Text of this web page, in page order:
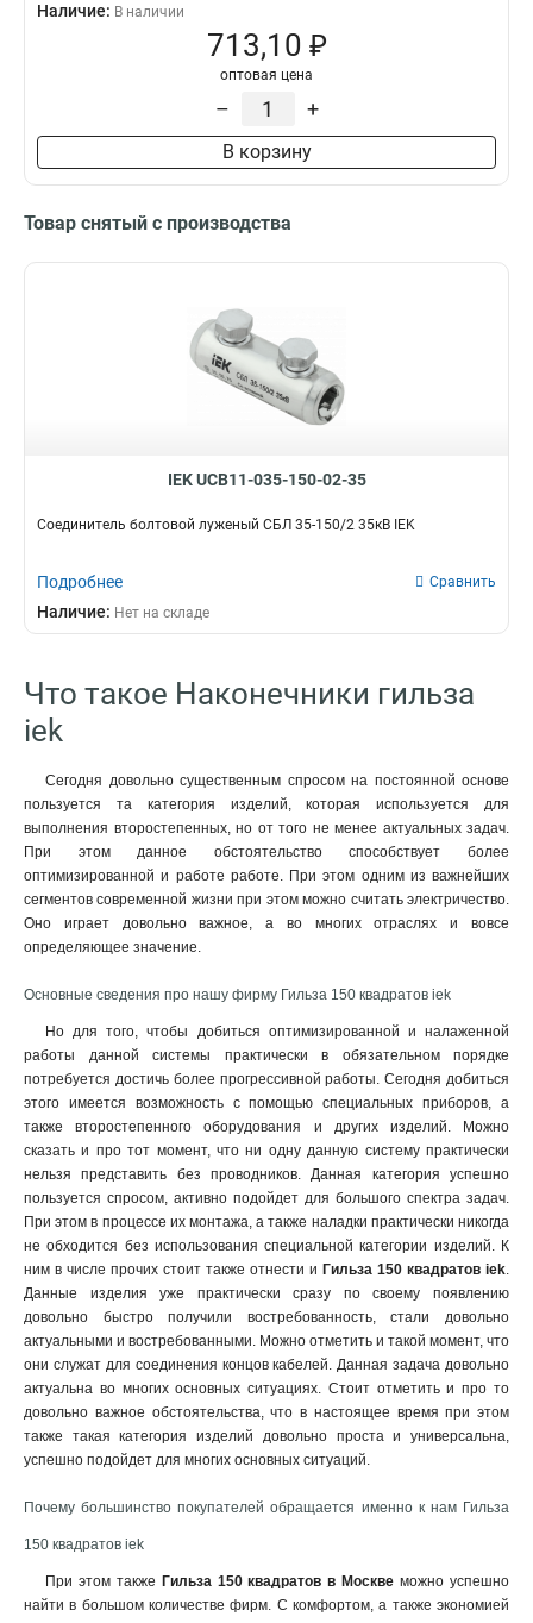
Наличие: В наличии
713,10 ₽
оптовая цена
– +
В корзину
Товар снятый с производства
IEK UCB11-035-150-02-35
Соединитель болтовой луженый СБЛ 35-150/2 35кВ IEK
Подробнее Сравнить
Наличие: Нет на складе
Что такое Наконечники гильза
iek
Сегодня довольно существенным спросом на постоянной основе
пользуется та категория изделий, которая используется для
выполнения второстепенных, но от того не менее актуальных задач.
При этом данное обстоятельство способствует более
оптимизированной и работе работе. При этом одним из важнейших
сегментов современной жизни при этом можно считать электричество.
Оно играет довольно важное, а во многих отраслях и вовсе
определяющее значение.
Основные сведения про нашу фирму Гильза 150 квадратов iek
Но для того, чтобы добиться оптимизированной и налаженной
работы данной системы практически в обязательном порядке
потребуется достичь более прогрессивной работы. Сегодня добиться
этого имеется возможность с помощью специальных приборов, а
также второстепенного оборудования и других изделий. Можно
сказать и про тот момент, что ни одну данную систему практически
нельзя представить без проводников. Данная категория успешно
пользуется спросом, активно подойдет для большого спектра задач.
При этом в процессе их монтажа, а также наладки практически никогда
не обходится без использования специальной категории изделий. К
ним в числе прочих стоит также отнести и Гильза 150 квадратов iek.
Данные изделия уже практически сразу по своему появлению
довольно быстро получили востребованность, стали довольно
актуальными и востребованными. Можно отметить и такой момент, что
они служат для соединения концов кабелей. Данная задача довольно
актуальна во многих основных ситуациях. Стоит отметить и про то
довольно важное обстоятельства, что в настоящее время при этом
также такая категория изделий довольно проста и универсальна,
успешно подойдет для многих основных ситуаций.
Почему большинство покупателей обращается именно к нам Гильза
150 квадратов iek
При этом также Гильза 150 квадратов в Москвеможно успешно
найти в большом количестве фирм. С комфортом, а также экономией